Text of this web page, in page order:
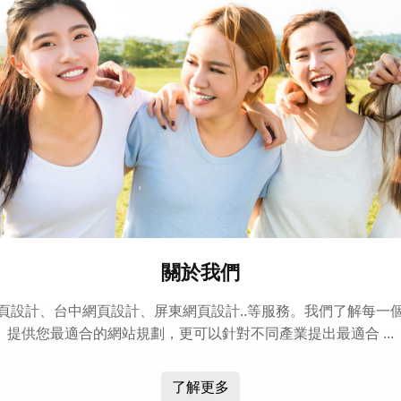
關於我們
設計、台中網頁設計、屏東網頁設計..等服務。我們了解每一
提供您最適合的網站規劃，更可以針對不同產業提出最適合 ...
了解更多